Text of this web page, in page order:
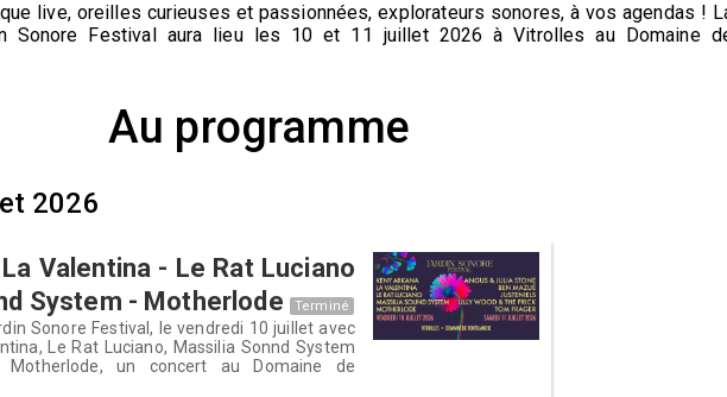
live, oreilles curieuses et passionnées, explorateurs sonores, à vos agendas !
Sonore Festival aura lieu les 10 et 11 juillet 2026 à Vitrolles au Domaine
Au programme
2026
Valentina - Le Rat Luciano
System - Motherlode
Terminé
Sonore Festival, le vendredi 10 juillet avec
Le Rat Luciano, Massilia Sonnd System
un concert au Domaine de